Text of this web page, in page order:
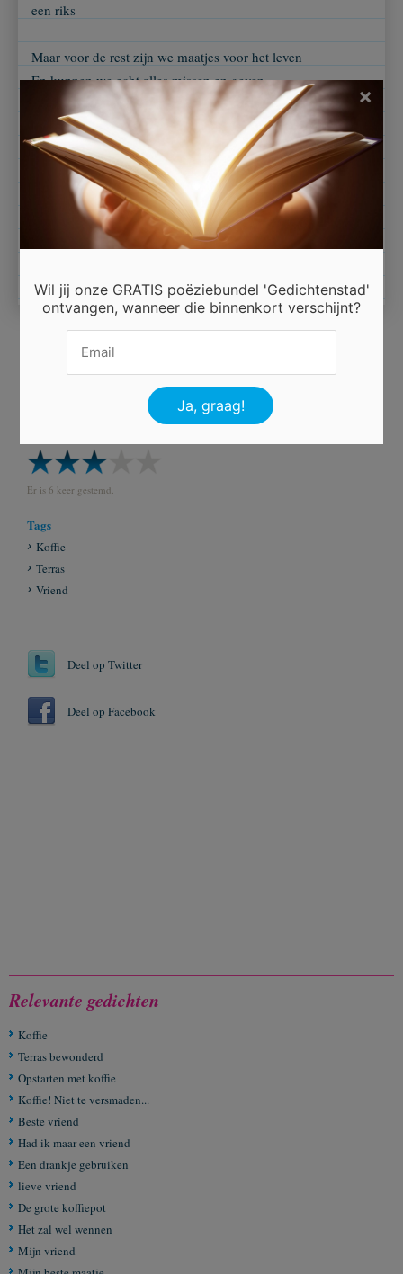
een riks
Maar voor de rest zijn we maatjes voor het leven
En kunnen we echt alles missen en geven
De humor is de drijfveer waar alles op draait
Het is mooi als de een het gras voor de ander weg maait
Elkaar pesten mag op een gezonden manier
Maar de vriendschap houden we fier
We lachen veel met zijn twee en dat is maar goed
We houden ons er echt uren mee zoet
Ingezonden door
Er is 6 keer gestemd.
Tags
Koffie
Terras
Vriend
Deel op Twitter
Deel op Facebook
Relevante gedichten
Koffie
Terras bewonderd
Opstarten met koffie
Koffie! Niet te versmaden...
Beste vriend
Had ik maar een vriend
Een drankje gebruiken
lieve vriend
De grote koffiepot
Het zal wel wennen
Mijn vriend
Wil jij onze GRATIS poëziebundel 'Gedichtenstad'
ontvangen, wanneer die binnenkort verschijnt?
×